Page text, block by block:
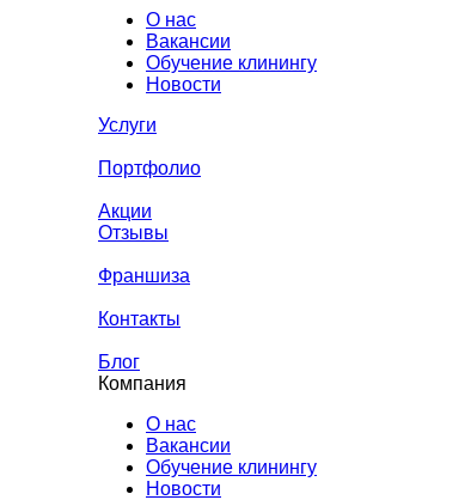
О нас
Вакансии
Обучение клинингу
Новости
Услуги
Портфолио
Акции
Отзывы
Франшиза
Контакты
Блог
Компания
О нас
Вакансии
Обучение клинингу
Новости